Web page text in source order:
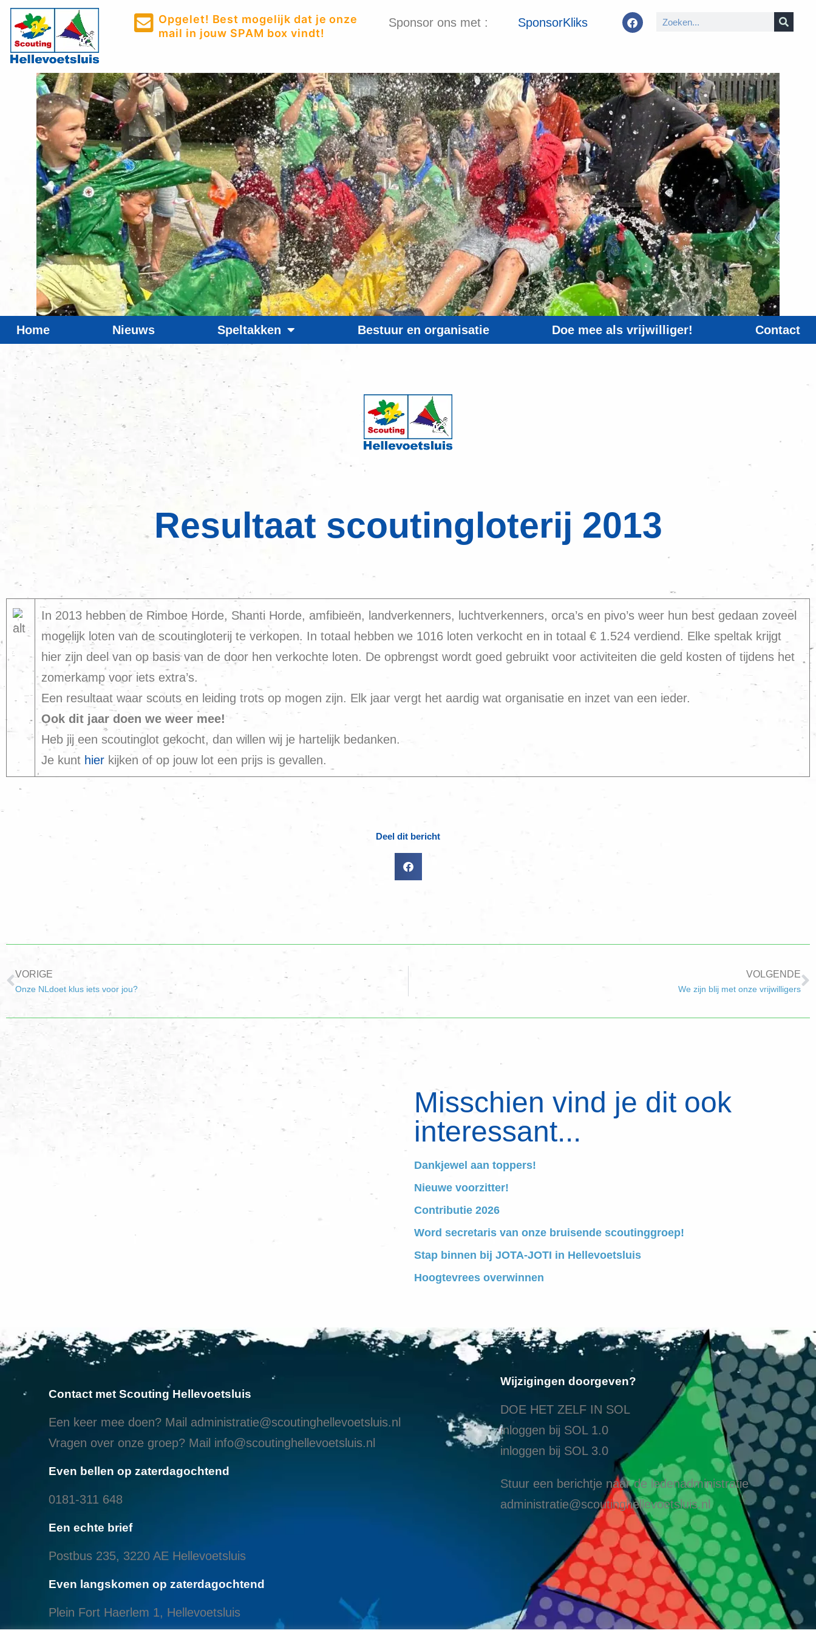
Opgelet! Best mogelijk dat je onze
mail in jouw SPAM box vindt!
Sponsor ons met : SponsorKliks
Home Nieuws Speltakken Bestuur en organisatie Doe mee als vrijwilliger! Contact
Resultaat scoutingloterij 2013
In 2013 hebben de Rimboe Horde, Shanti Horde, amfibieën, landverkenners, luchtverkenners, orca’s en pivo’s weer hun best gedaan zoveel
mogelijk loten van de scoutingloterij te verkopen. In totaal hebben we 1016 loten verkocht en in totaal € 1.524 verdiend. Elke speltak krijgt
hier zijn deel van op basis van de door hen verkochte loten. De opbrengst wordt goed gebruikt voor activiteiten die geld kosten of tijdens het
zomerkamp voor iets extra’s.
Een resultaat waar scouts en leiding trots op mogen zijn. Elk jaar vergt het aardig wat organisatie en inzet van een ieder.
Ook dit jaar doen we weer mee!
Heb jij een scoutinglot gekocht, dan willen wij je hartelijk bedanken.
Je kunt hier kijken of op jouw lot een prijs is gevallen.
Deel dit bericht
VORIGE
Onze NLdoet klus iets voor jou?
VOLGENDE
We zijn blij met onze vrijwilligers
Misschien vind je dit ook
interessant...
Dankjewel aan toppers!
Nieuwe voorzitter!
Contributie 2026
Word secretaris van onze bruisende scoutinggroep!
Stap binnen bij JOTA-JOTI in Hellevoetsluis
Hoogtevrees overwinnen
Contact met Scouting Hellevoetsluis
Een keer mee doen? Mail administratie@scoutinghellevoetsluis.nl
Vragen over onze groep? Mail info@scoutinghellevoetsluis.nl
Even bellen op zaterdagochtend
0181-311 648
Een echte brief
Postbus 235, 3220 AE Hellevoetsluis
Even langskomen op zaterdagochtend
Plein Fort Haerlem 1, Hellevoetsluis
Wijzigingen doorgeven?
DOE HET ZELF IN SOL
inloggen bij SOL 1.0
inloggen bij SOL 3.0
Stuur een berichtje naar de ledenadministratie
administratie@scoutinghellevoetsluis.nl